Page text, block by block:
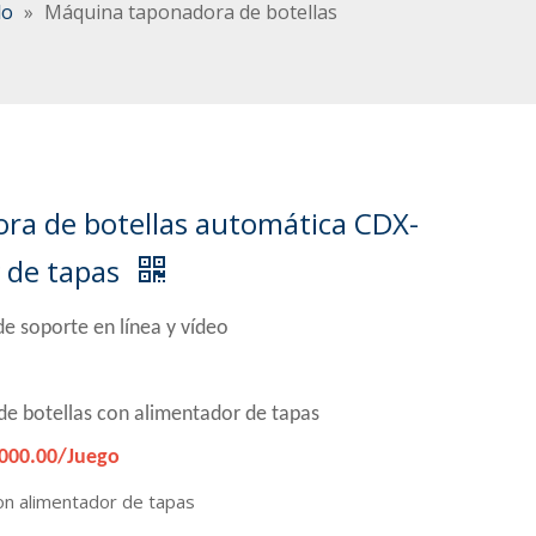
» Máquina taponadora de botellas
de botellas automática CDX-
tapas
soporte en línea y vídeo
botellas con alimentador de tapas
Juego
alimentador de tapas